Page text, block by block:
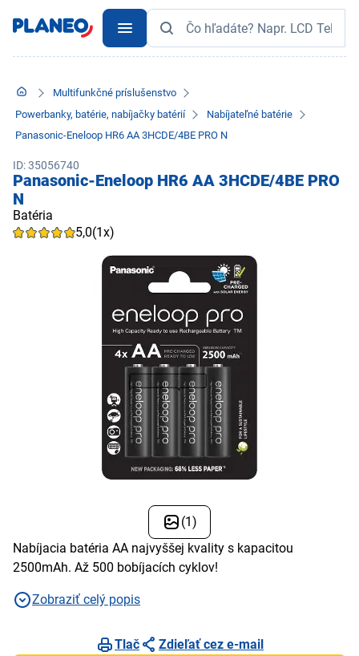
Multifunkčné príslušenstvo
Powerbanky, batérie, nabíjačky batérií
Nabíjateľné batérie
Panasonic-Eneloop HR6 AA 3HCDE/4BE PRO N
ID: 35056740
Panasonic-Eneloop HR6 AA 3HCDE/4BE PRO
N
Batéria
5,0(1x)
(1)
Nabíjacia batéria AA najvyššej kvality s kapacitou
2500mAh. Až 500 bobíjacích cyklov!
Zobraziť celý popis
Tlač Zdieľať cez e-mail